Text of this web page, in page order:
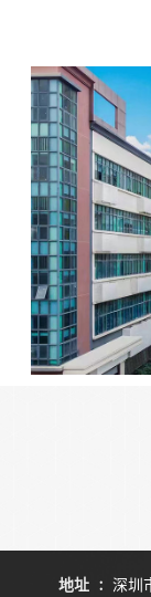
地址: 深圳